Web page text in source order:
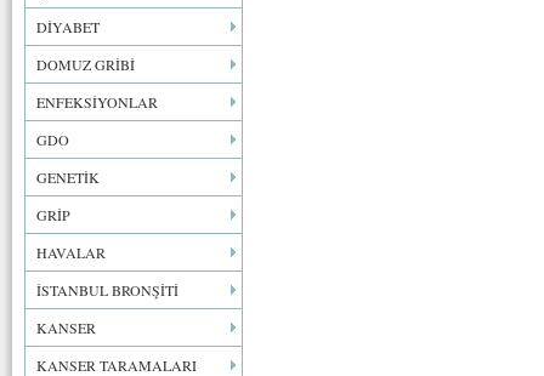
DİYABET
DOMUZ GRİBİ
ENFEKSİYONLAR
GDO
GENETİK
GRİP
HAVALAR
İSTANBUL BRONŞİTİ
KANSER
KANSER TARAMALARI